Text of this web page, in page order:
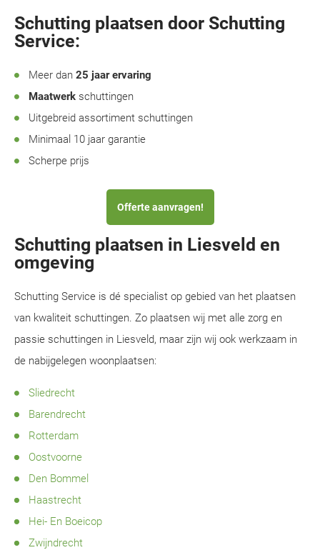
Schutting plaatsen door Schutting
Service:
Meer dan 25 jaar ervaring
Maatwerk schuttingen
Uitgebreid assortiment schuttingen
Minimaal 10 jaar garantie
Scherpe prijs
Offerte aanvragen!
Schutting plaatsen in Liesveld en
omgeving
Schutting Service is dé specialist op gebied van het plaatsen
van kwaliteit schuttingen. Zo plaatsen wij met alle zorg en
passie schuttingen in Liesveld, maar zijn wij ook werkzaam in
de nabijgelegen woonplaatsen:
Sliedrecht
Barendrecht
Rotterdam
Oostvoorne
Den Bommel
Haastrecht
Hei- En Boeicop
Zwijndrecht